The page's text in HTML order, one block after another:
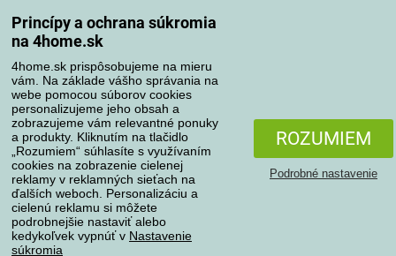
Princípy a ochrana súkromia
na 4home.sk
4home.sk prispôsobujeme na mieru
vám. Na základe vášho správania na
webe pomocou súborov cookies
personalizujeme jeho obsah a
zobrazujeme vám relevantné ponuky
a produkty. Kliknutím na tlačidlo
„Rozumiem“ súhlasíte s využívaním
cookies na zobrazenie cielenej
reklamy v reklamných sieťach na
ďalších weboch. Personalizáciu a
cielenú reklamu si môžete
podrobnejšie nastaviť alebo
kedykoľvek vypnúť v Nastavenie
súkromia
ROZUMIEM
Podrobné nastavenie
Spôsoby platby
Spoľahlivý obchod